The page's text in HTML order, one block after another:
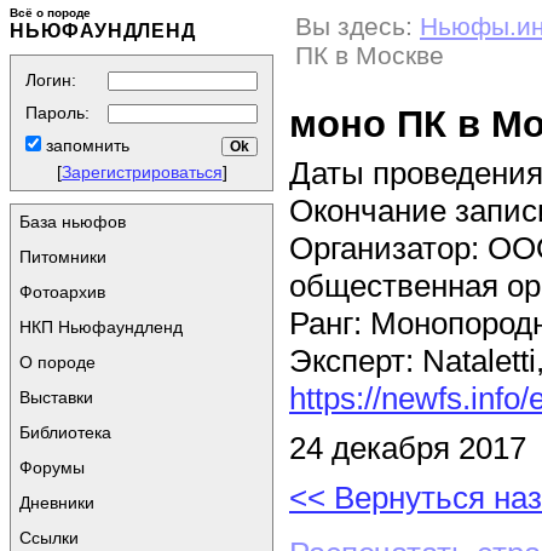
Всё о породе
НЬЮФАУНДЛЕНД
Логин:
Пароль:
запомнить
[Зарегистрироваться]
База ньюфов
Питомники
Фотоархив
НКП Ньюфаундленд
О породе
Выставки
Библиотека
Форумы
Дневники
Ссылки
Вы здесь:
ПК в Москве
моно ПК в
Даты
Окончание
Организатор:
общественная
Ранг:
Эксперт:
https://newfs.info/
24 декабря 2017
<< Вернуться